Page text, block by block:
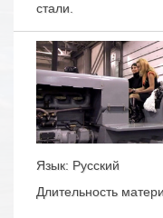
стали.
Язык: Русский
Длительность